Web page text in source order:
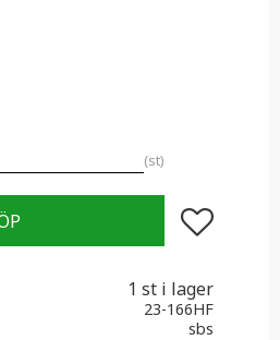
st
Lägg till i
1 st i lager
23-166HF
sbs